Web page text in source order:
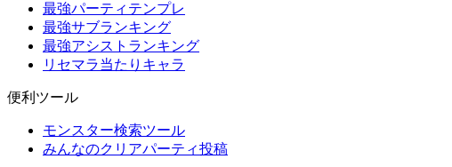
最強パーティテンプレ
最強サブランキング
最強アシストランキング
リセマラ当たりキャラ
便利ツール
モンスター検索ツール
みんなのクリアパーティ投稿